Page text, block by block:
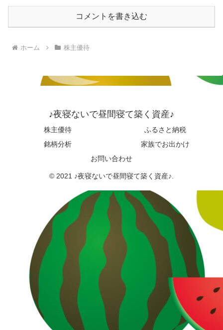
コメントを書き込む
ホーム 株主優待
♪夜寝ないで昼間寝て築く資産♪
株主優待
ふるさと納税
銘柄分析
家族でお出かけ
お問い合わせ
© 2021 ♪夜寝ないで昼間寝て築く資産♪.